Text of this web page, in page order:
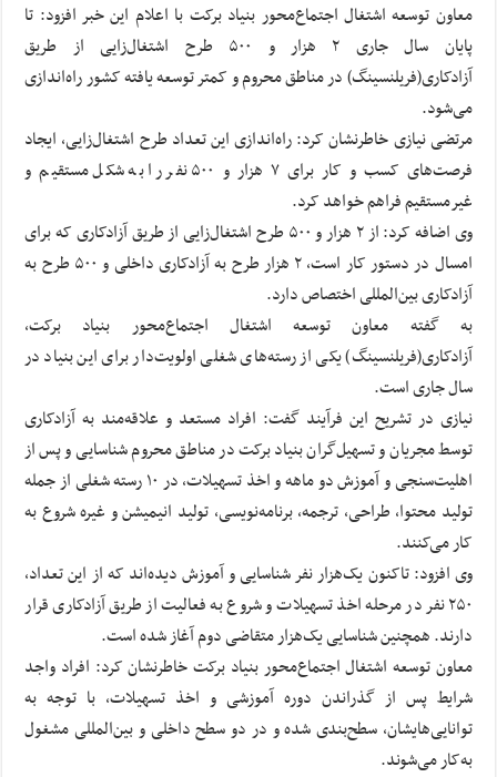
معاون توسعه اشتغال اجتماع‌محور بنیاد برکت با اعلام این خبر افزود: تا
پایان سال جاری ۲ هزار و ۵۰۰ طرح اشتغال‌زایی از طریق
آزادکاری(فریلنسینگ) در مناطق محروم و کمتر توسعه یافته کشور راه‌اندازی
می‌شود.
مرتضی نیازی خاطرنشان کرد: راه‌اندازی این تعداد طرح اشتغال‌زایی، ایجاد
فرصت‌های کسب و کار برای ۷ هزار و ۵۰۰ نفر را به شکل مستقیم و
غیرمستقیم فراهم خواهد کرد.
وی اضافه کرد: از ۲ هزار و ۵۰۰ طرح اشتغال‌زایی از طریق آزادکاری که برای
امسال در دستور کار است، ۲ هزار طرح به آزادکاری داخلی و ۵۰۰ طرح به
آزادکاری بین‌المللی اختصاص دارد.
به گفته معاون توسعه اشتغال اجتماع‌محور بنیاد برکت،
آزادکاری(فریلنسینگ) یکی از رسته‌های شغلی اولویت‌دار برای این بنیاد در
سال جاری است.
نیازی در تشریح این فرآیند گفت: افراد مستعد و علاقه‌مند به آزادکاری
توسط مجریان و تسهیل‌گران بنیاد برکت در مناطق محروم شناسایی و پس از
اهلیت‌سنجی و آموزش دو ماهه و اخذ تسهیلات، در ۱۰ رسته شغلی از جمله
تولید محتوا، طراحی، ترجمه، برنامه‌نویسی، تولید انیمیشن و غیره شروع به
کار می‌کنند.
وی افزود: تاکنون یک‌هزار نفر شناسایی و آموزش دیده‌اند که از این تعداد،
۲۵۰ نفر در مرحله اخذ تسهیلات و شروع به فعالیت از طریق آزادکاری قرار
دارند. همچنین شناسایی یک‌هزار متقاضی دوم آغاز شده است.
معاون توسعه اشتغال اجتماع‌محور بنیاد برکت خاطرنشان کرد: افراد واجد
شرایط پس از گذراندن دوره آموزشی و اخذ تسهیلات، با توجه به
توانایی‌هایشان، سطح‌بندی شده و در دو سطح داخلی و بین‌المللی مشغول
به‌کار می‌شوند.